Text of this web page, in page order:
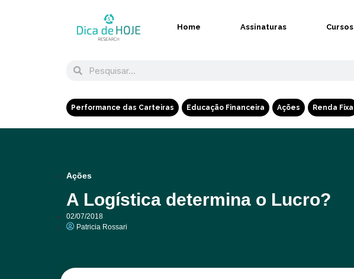
Home Assinaturas Cursos
Performance das Carteiras Educação Financeira Ações Renda Fixa
Ações
A Logística determina o Lucro?
02/07/2018
Patricia Rossari